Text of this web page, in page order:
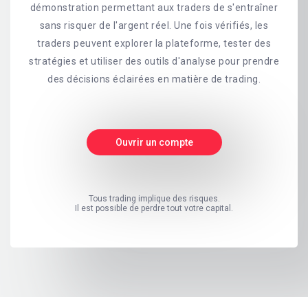
démonstration permettant aux traders de s'entraîner
sans risquer de l'argent réel. Une fois vérifiés, les
traders peuvent explorer la plateforme, tester des
stratégies et utiliser des outils d'analyse pour prendre
des décisions éclairées en matière de trading.
Ouvrir un compte
Tous trading implique des risques.
Il est possible de perdre tout votre capital.